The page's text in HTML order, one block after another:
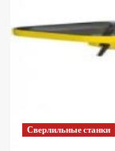
Сверлильные станки